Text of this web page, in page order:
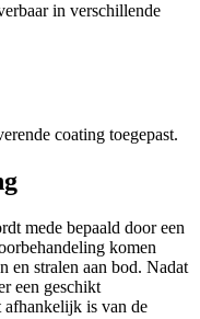
in verschillende
coating toegepast.
mede bepaald door een
komen
en stralen aan bod. Nadat
een geschikt
afhankelijk is van de